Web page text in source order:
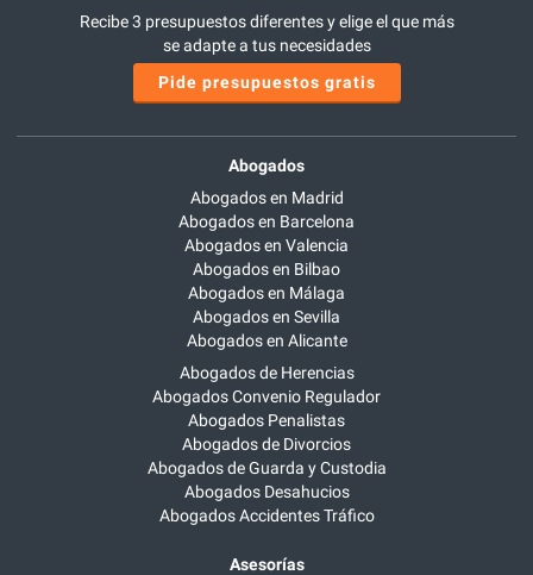
Recibe 3 presupuestos diferentes y elige el que más
se adapte a tus necesidades
Pide presupuestos gratis
Abogados
Abogados en Madrid
Abogados en Barcelona
Abogados en Valencia
Abogados en Bilbao
Abogados en Málaga
Abogados en Sevilla
Abogados en Alicante
Abogados de Herencias
Abogados Convenio Regulador
Abogados Penalistas
Abogados de Divorcios
Abogados de Guarda y Custodia
Abogados Desahucios
Abogados Accidentes Tráfico
Asesorías